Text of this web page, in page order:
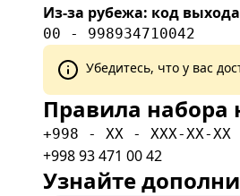
Из-за рубежа: код
00 - 998934710042
Убедитесь, что у вас
Правила набора
+998 - XX - XXX-XX-XX
+998 93 471 00 42
Узнайте